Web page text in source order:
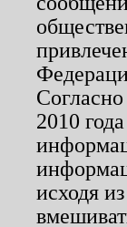
2010
исходя